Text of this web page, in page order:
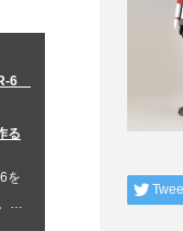
6
る
を
…